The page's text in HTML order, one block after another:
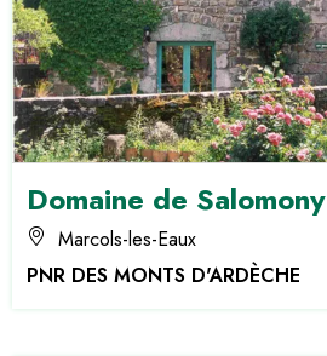
Domaine de Salomony
Marcols-les-Eaux
PNR DES MONTS D'ARDÈCHE